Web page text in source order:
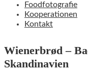
Foodfotografie
Kooperationen
Kontakt
Wienerbrød –
Skandinavien